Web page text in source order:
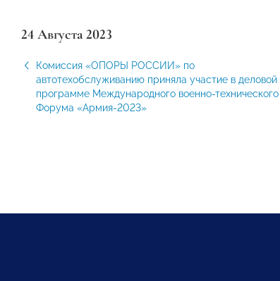
24 Августа 2023
Комиссия «ОПОРЫ РОССИИ» по
автотехобслуживанию приняла участие в деловой
программе Международного военно-технического
Форума «Армия-2023»